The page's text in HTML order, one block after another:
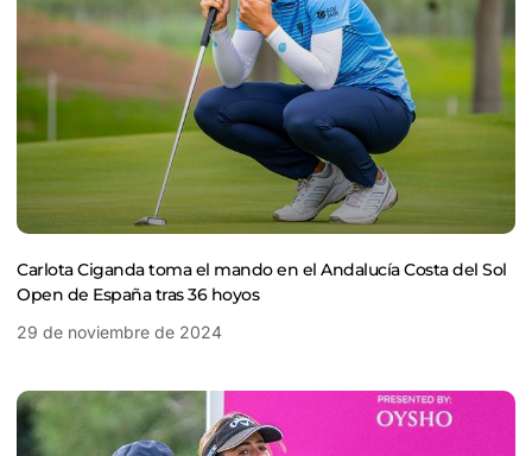
Carlota Ciganda toma el mando en el Andalucía Costa del Sol
Open de España tras 36 hoyos
29 de noviembre de 2024